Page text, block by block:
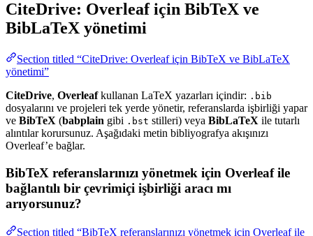
CiteDrive: Overleaf için BibTeX ve
BibLaTeX yönetimi
Section titled “CiteDrive: Overleaf için BibTeX ve BibLaTeX
yönetimi”
CiteDrive, Overleafkullanan LaTeX yazarları içindir: .bib
dosyalarını ve projeleri tek yerde yönetir, referanslarda işbirliği yapar
ve BibTeX (babplain gibi .bst stilleri) veya BibLaTeX ile tutarlı
alıntılar korursunuz. Aşağıdaki metin bibliyografya akışınızı
Overleaf’e bağlar.
BibTeX referanslarınızı yönetmek için Overleaf ile
bağlantılı bir çevrimiçi işbirliği aracı mı
arıyorsunuz?
Section titled “BibTeX referanslarınızı yönetmek için Overleaf ile